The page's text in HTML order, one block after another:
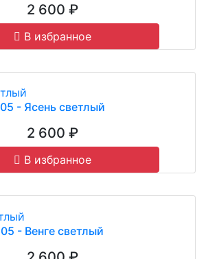
2 600 ₽
В избранное
05 - Ясень светлый
2 600 ₽
В избранное
05 - Венге светлый